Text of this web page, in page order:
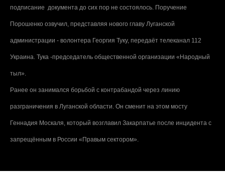
подписание документа до сих пор не состоялось. Поручение
Порошенко озвучил, представляя нового главу Луганской
администрации - волонтера Георгия Туку, передаёт телеканал 112
Украина. Тука -председатель общественной организации «Народный
тыл».
Ранее он занимался борьбой с контрабандой через линию
разграничения в Луганской области. Он сменит на этом мосту
Геннадия Москаля, который возглавил Закарпатье после инцидента с
запрещённым в России «Правым сектором».